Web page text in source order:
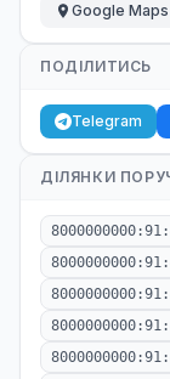
Google Maps
ПОДІЛИТИСЬ
Telegram
ДІЛЯНКИ